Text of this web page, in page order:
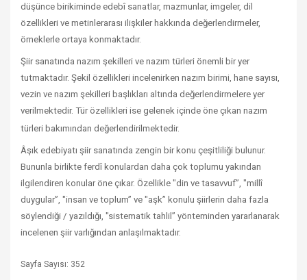
düşünce birikiminde edebî sanatlar, mazmunlar, imgeler, dil
özellikleri ve metinlerarası ilişkiler hakkında değerlendirmeler,
örneklerle ortaya konmaktadır.
Şiir sanatında nazım şekilleri ve nazım türleri önemli bir yer
tutmaktadır. Şekil özellikleri incelenirken nazım birimi, hane sayısı,
vezin ve nazım şekilleri başlıkları altında değerlendirmelere yer
verilmektedir. Tür özellikleri ise gelenek içinde öne çıkan nazım
türleri bakımından değerlendirilmektedir.
Âşık edebiyatı şiir sanatında zengin bir konu çeşitliliği bulunur.
Bununla birlikte ferdî konulardan daha çok toplumu yakından
ilgilendiren konular öne çıkar. Özellikle "din ve tasavvuf”, "millî
duygular”, "insan ve toplum” ve "aşk” konulu şiirlerin daha fazla
söylendiği / yazıldığı, "sistematik tahlil” yönteminden yararlanarak
incelenen şiir varlığından anlaşılmaktadır.
Sayfa Sayısı: 352